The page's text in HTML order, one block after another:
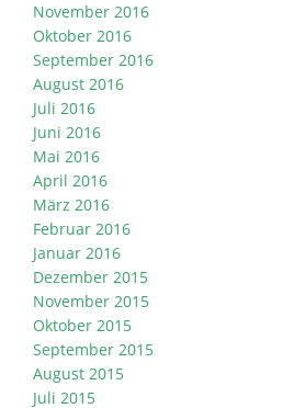
November 2016
Oktober 2016
September 2016
August 2016
Juli 2016
Juni 2016
Mai 2016
April 2016
März 2016
Februar 2016
Januar 2016
Dezember 2015
November 2015
Oktober 2015
September 2015
August 2015
Juli 2015